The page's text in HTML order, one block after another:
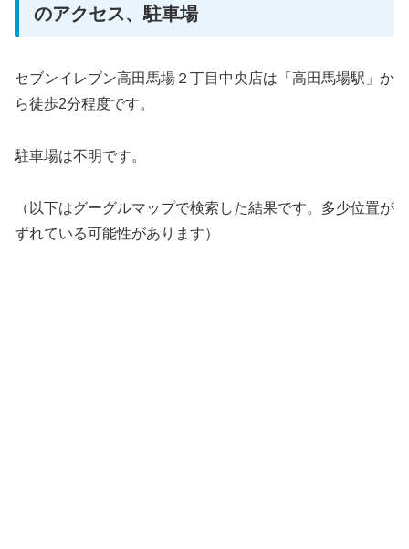
のアクセス、駐車場
セブンイレブン高田馬場２丁目中央店は「高田馬場駅」か
ら徒歩2分程度です。
駐車場は不明です。
（以下はグーグルマップで検索した結果です。多少位置が
ずれている可能性があります）